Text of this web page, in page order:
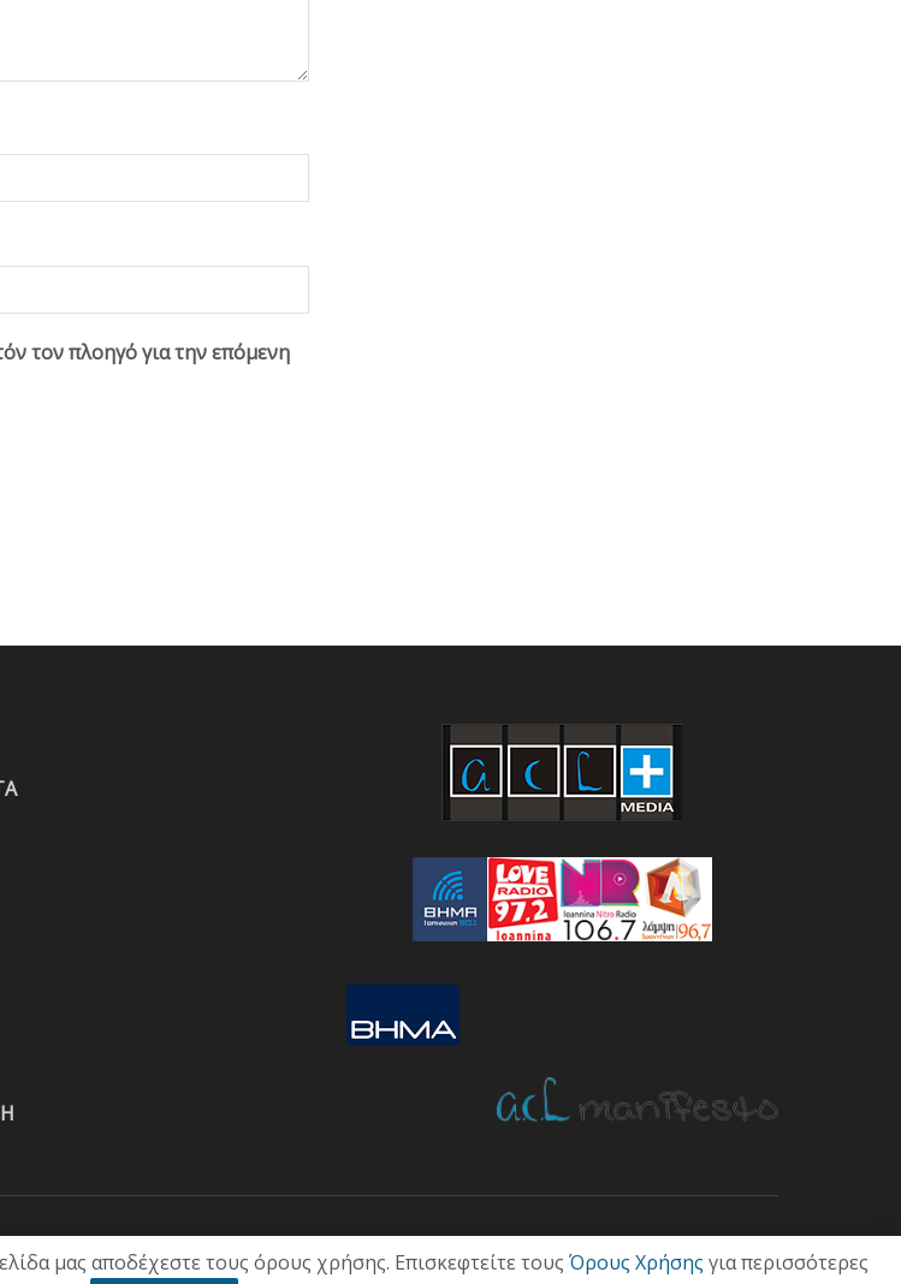
τον πλοηγό για την επόμενη
μας αποδέχεστε τους όρους χρήσης. Επισκεφτείτε τους Όρους Χρήσης για περισσότερες